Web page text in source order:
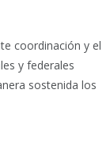
coordinación y el
y federales
sostenida los